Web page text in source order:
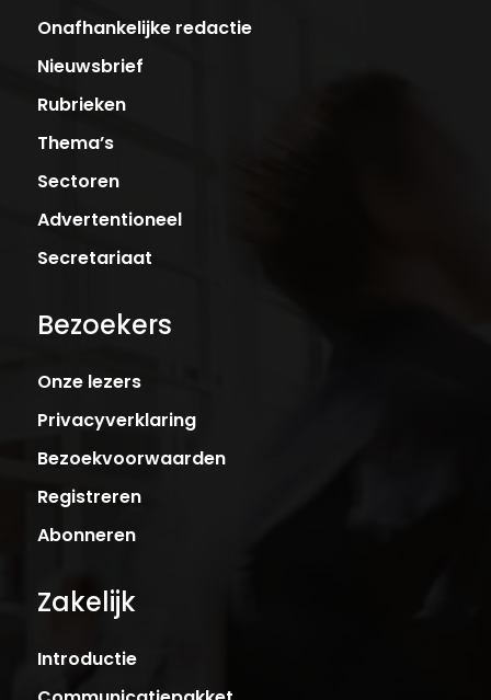
Onafhankelijke redactie
Nieuwsbrief
Rubrieken
Thema’s
Sectoren
Advertentioneel
Secretariaat
Bezoekers
Onze lezers
Privacyverklaring
Bezoekvoorwaarden
Registreren
Abonneren
Zakelijk
Introductie